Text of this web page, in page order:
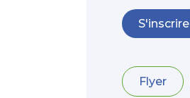
S'inscrire
Flyer